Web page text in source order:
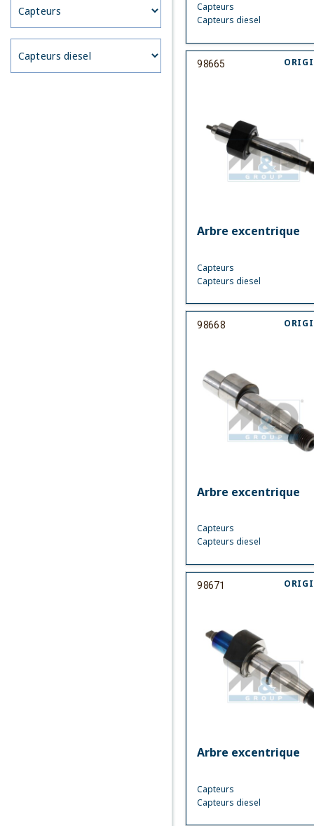
Capteurs
Capteurs diesel
98665
Arbre excentrique
Capteurs
Capteurs diesel
98668
Arbre excentrique
Capteurs
Capteurs diesel
98671
Arbre excentrique
Capteurs
Capteurs diesel